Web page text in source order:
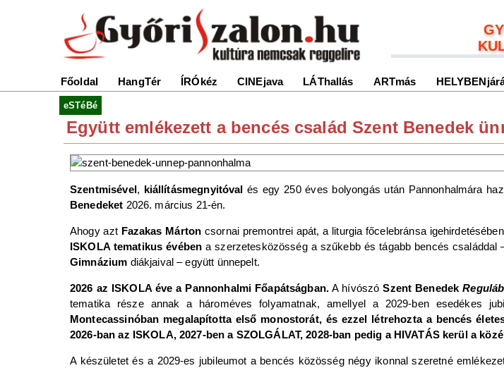
Főoldal HangTér ÍRÓkéz CINEjava LÁThallás ARTmás
eSTéBé
Együtt emlékezett a bencés család Szent Benedek
Szentmisével, kiállításmegnyitóvalés egy 250 éves bolyongás után Pannonhalmára
Benedeket 2026. március 21-én.
Ahogy aztFazakas Márton csornai premontrei apát, a liturgia főcelebránsa
ISKOLA tematikus évében a szerzetesközösség a szűkebb és tágabb bencés
Gimnázium diákjaival – együtt ünnepelt.
2026 az ISKOLA éve a Pannonhalmi Főapátságban. A hívószó Szent Benedek
tematika része annak a hároméves folyamatnak, amellyel a 2029-ben esedékes
Montecassinóban megalapította első monostorát, és ezzel létrehozta a bencés
2026-ban az ISKOLA, 2027-ben a SZOLGÁLAT, 2028-ban pedig a HIVATÁS kerül a
A készületet és a 2029-es jubileumot a bencés közösség négy ikonnal szeretné